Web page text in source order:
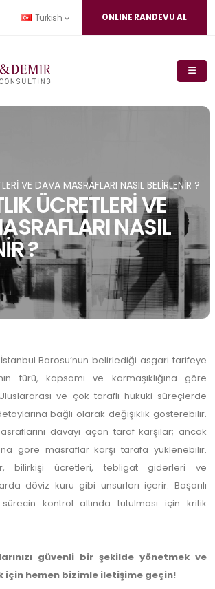
Turkish ONLINE RANDEVU AL
VE DAVA MASRAFLARI NASIL BELİRLENİR ?
ÜCRETLERİ VE
NASIL
?
Barosu’nun belirlediği asgari tarifeye
türü, kapsamı ve karmaşıklığına göre
ve çok taraflı hukuki süreçlerde
bağlı olarak değişiklik gösterebilir.
davayı açan taraf karşılar; ancak
göre masraflar karşı tarafa yüklenebilir.
bilirkişi ücretleri, tebligat giderleri ve
döviz kuru gibi unsurları içerir. Başarılı
kontrol altında tutulması için kritik
güvenli bir şekilde yönetmek ve
için hemen bizimle iletişime geçin!